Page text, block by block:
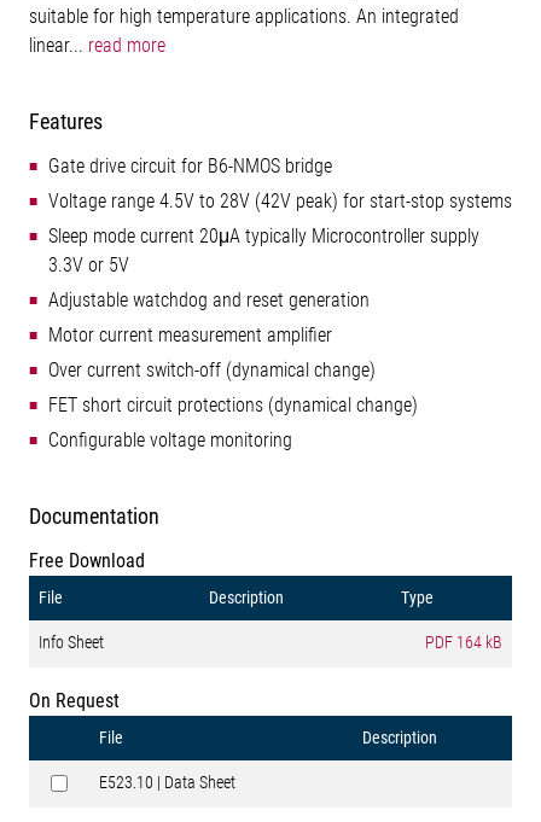
suitable for high temperature applications. An integrated
linear... read more
Features
Gate drive circuit for B6-NMOS bridge
Voltage range 4.5V to 28V (42V peak) for start-stop systems
Sleep mode current 20μA typically Microcontroller supply
3.3V or 5V
Adjustable watchdog and reset generation
Motor current measurement amplifier
Over current switch-off (dynamical change)
FET short circuit protections (dynamical change)
Configurable voltage monitoring
Documentation
Free Download
File Description Type
Info Sheet PDF 164 kB
On Request
File Description
E523.10 | Data Sheet